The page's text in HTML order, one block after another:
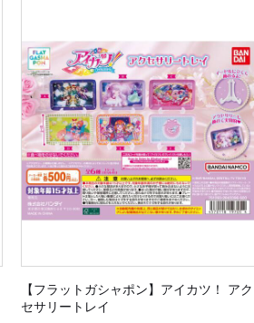
【フラットガシャポン】アイカツ！ アク
セサリートレイ